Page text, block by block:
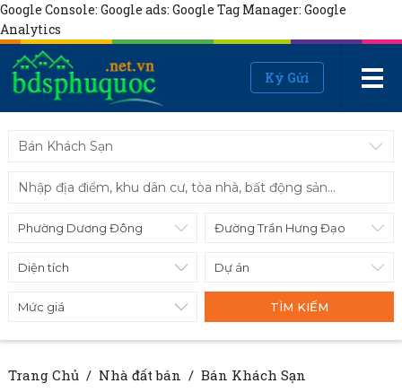
Google Console: Google ads: Google Tag Manager: Google
Analytics
Ký Gửi
Bán Khách Sạn
Diện tích
Mức giá TÌM KIẾM
Trang Chủ/ Nhà đất bán / Bán Khách Sạn